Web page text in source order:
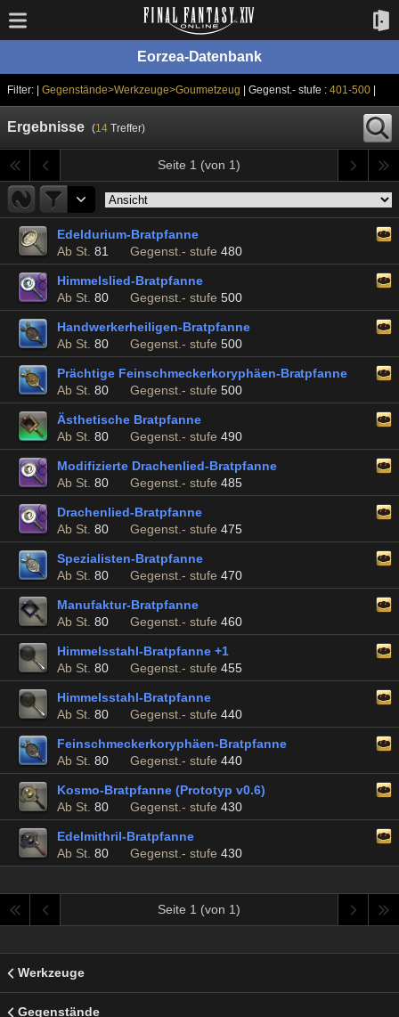
Eorzea-Datenbank
Filter: | Gegenstände>Werkzeuge>Gourmetzeug | Gegenst.- stufe :401-500|
Ergebnisse (14Treffer)
Seite 1 (von 1)
Edeldurium-Bratpfanne
Ab St. 81 Gegenst.- stufe 480
Himmelslied-Bratpfanne
Ab St. 80 Gegenst.- stufe 500
Handwerkerheiligen-Bratpfanne
Ab St. 80 Gegenst.- stufe 500
Prächtige Feinschmeckerkoryphäen-Bratpfanne
Ab St. 80 Gegenst.- stufe 500
Ästhetische Bratpfanne
Ab St. 80 Gegenst.- stufe 490
Modifizierte Drachenlied-Bratpfanne
Ab St. 80 Gegenst.- stufe 485
Drachenlied-Bratpfanne
Ab St. 80 Gegenst.- stufe 475
Spezialisten-Bratpfanne
Ab St. 80 Gegenst.- stufe 470
Manufaktur-Bratpfanne
Ab St. 80 Gegenst.- stufe 460
Himmelsstahl-Bratpfanne +1
Ab St. 80 Gegenst.- stufe 455
Himmelsstahl-Bratpfanne
Ab St. 80 Gegenst.- stufe 440
Feinschmeckerkoryphäen-Bratpfanne
Ab St. 80 Gegenst.- stufe 440
Kosmo-Bratpfanne (Prototyp v0.6)
Ab St. 80 Gegenst.- stufe 430
Edelmithril-Bratpfanne
Ab St. 80 Gegenst.- stufe 430
Seite 1 (von 1)
Werkzeuge
Gegenstände